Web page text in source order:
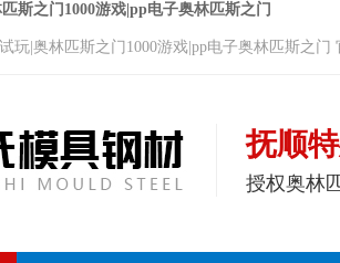
之门1000游戏|pp电子奥林匹斯之门
玩|奥林匹斯之门1000游戏|pp电子奥林匹斯之门
抚顺
授权奥林